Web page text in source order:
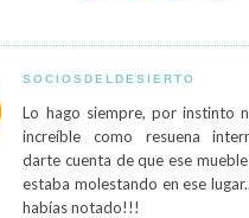
SOCIOSDELDESIERTO
Lo hago siempre, por instinto
increíble como resuena
darte cuenta de que ese
estaba molestando en ese
habías notado!!!